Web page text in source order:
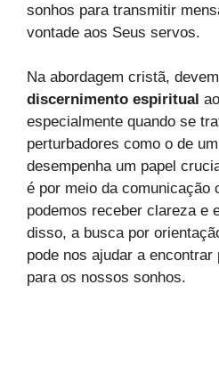
sonhos para transmitir
vontade aos Seus servos.
Na abordagem cristã,
discernimento espiritual
especialmente quando se
perturbadores como o de
desempenha um papel
é por meio da comunicação
podemos receber clareza e
disso, a busca por
pode nos ajudar a
para os nossos sonhos.